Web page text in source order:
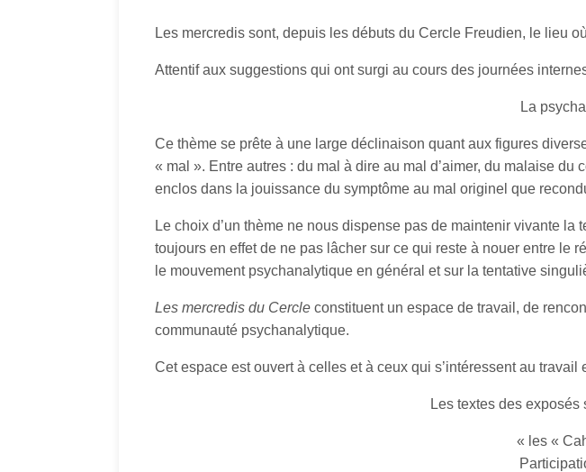
Les mercredis sont, depuis les débuts du Cercle Freudien, le lieu
Attentif aux suggestions qui ont surgi au cours des journées
La
Ce thème se prête à une large déclinaison quant aux figures
« mal ». Entre autres : du mal à dire au mal d’aimer, du malaise
enclos dans la jouissance du symptôme au mal originel que
Le choix d’un thème ne nous dispense pas de maintenir vivante
toujours en effet de ne pas lâcher sur ce qui reste à nouer entre le
le mouvement psychanalytique en général et sur la tentative
Les mercredis du Cercle constituent un espace de travail, de
communauté psychanalytique.
Cet espace est ouvert à celles et à ceux qui s’intéressent au
Les textes des
« les «